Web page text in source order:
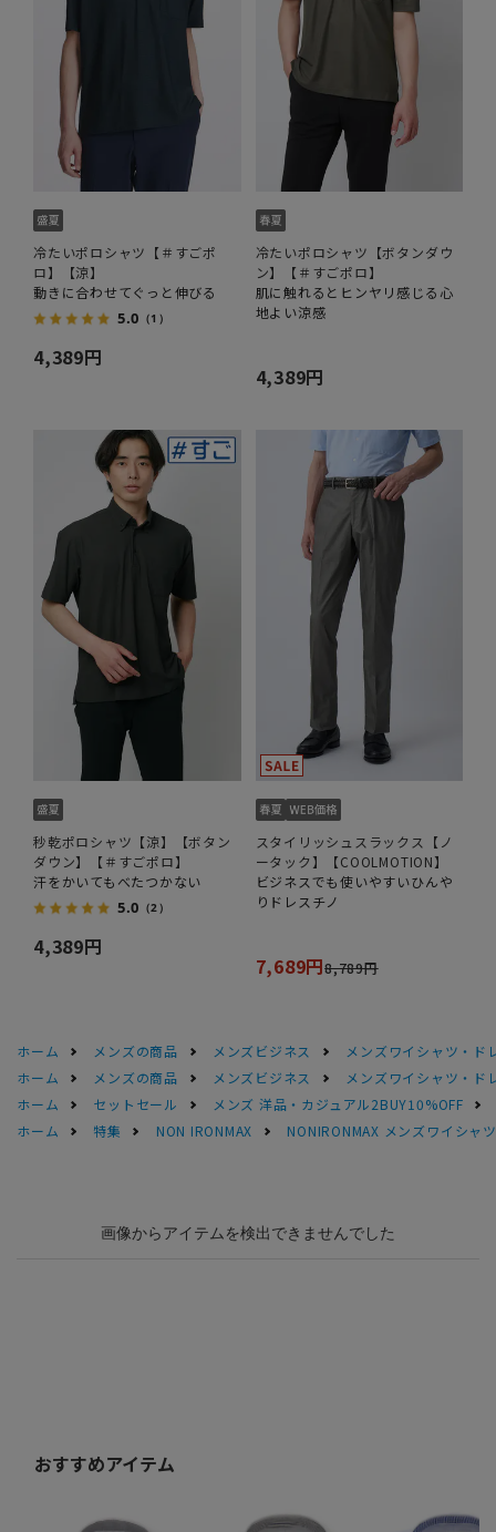
冷たいポロシャツ【＃すごポ
ロ】【涼】
動きに合わせてぐっと伸びる
5.0 （1）
4,389円
冷たいポロシャツ【ボタンダウ
ン】【＃すごポロ】
肌に触れるとヒンヤリ感じる心
地よい涼感
4,389円
秒乾ポロシャツ【涼】【ボタン
ダウン】【＃すごポロ】
汗をかいてもべたつかない
5.0 （2）
4,389円
スタイリッシュスラックス【ノ
ータック】【COOLMOTION】
ビジネスでも使いやすいひんや
りドレスチノ
7,689円8,789円
ホーム メンズの商品 メンズビジネス
メンズワイシャツ・ド
ホーム
メンズの商品 メンズビジネス
メンズワイシャツ・ド
ホーム
セットセール
メンズ 洋品・カジュアル2BUY10%OFF
ホーム
特集 NON IRONMAX NONIRONMAX メンズワイシャ